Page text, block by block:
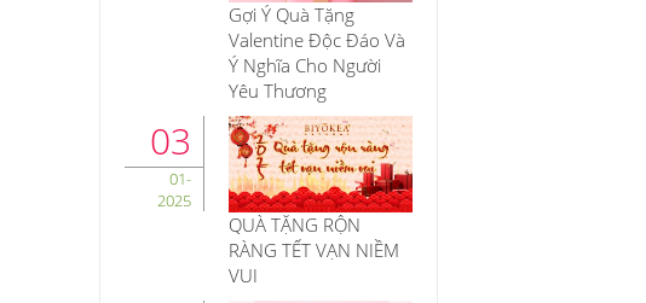
Gợi Ý Quà Tặng
Valentine Độc Đáo Và
Ý Nghĩa Cho Người
Yêu Thương
03
01-
2025
QUÀ TẶNG RỘN
RÀNG TẾT VẠN NIỀM
VUI